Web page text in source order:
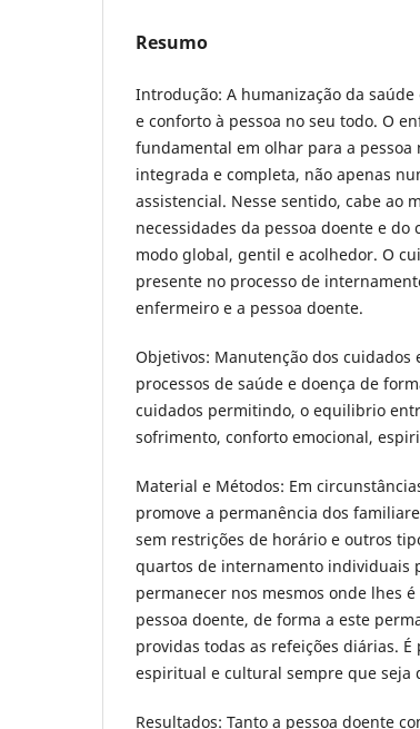
Resumo
Introdução: A humanização da
e conforto à pessoa no seu todo. O
fundamental em olhar para a
integrada e completa, não apenas
assistencial. Nesse sentido, cabe ao
necessidades da pessoa doente e
modo global, gentil e acolhedor. O
presente no processo de
enfermeiro e a pessoa doente.
Objetivos: Manutenção dos cuidados
processos de saúde e doença de
cuidados permitindo, o equilibrio
sofrimento, conforto emocional,
Material e Métodos: Em
promove a permanência dos
sem restrições de horário e outros
quartos de internamento individuais
permanecer nos mesmos onde lhes
pessoa doente, de forma a este
providas todas as refeições diárias.
espiritual e cultural sempre que seja
Resultados: Tanto a pessoa doente